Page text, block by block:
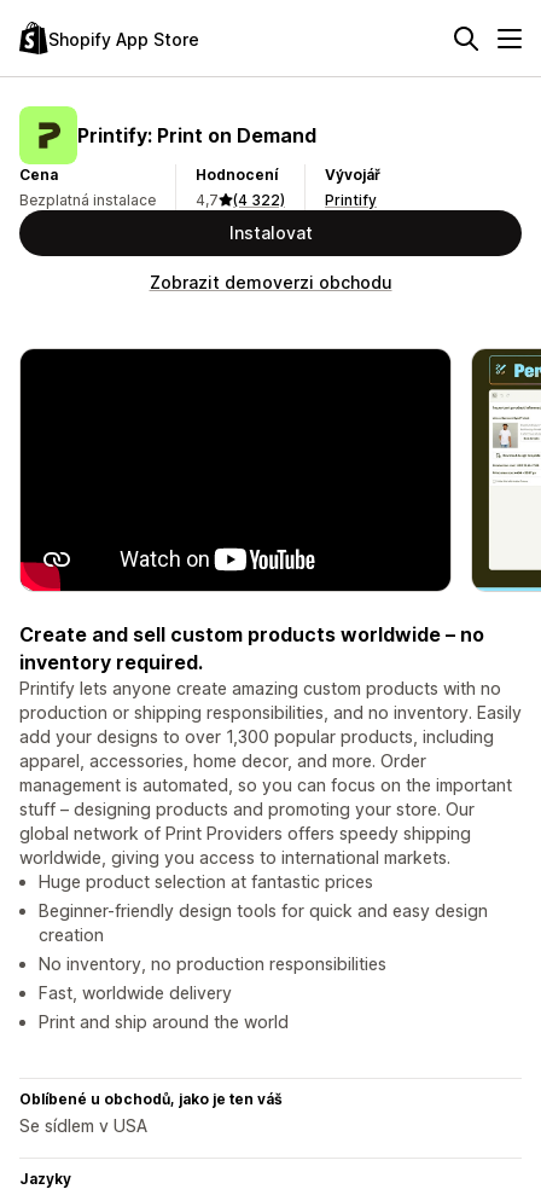
Shopify App Store
Printify: Print on Demand
Cena
Bezplatná instalace
Hodnocení
4,7
(4 322)
Vývojář
Printify
Instalovat
Zobrazit demoverzi obchodu
Create and sell custom products worldwide – no
inventory required.
Printify lets anyone create amazing custom products with no
production or shipping responsibilities, and no inventory. Easily
add your designs to over 1,300 popular products, including
apparel, accessories, home decor, and more. Order
management is automated, so you can focus on the important
stuff – designing products and promoting your store. Our
global network of Print Providers offers speedy shipping
worldwide, giving you access to international markets.
Huge product selection at fantastic prices
Beginner-friendly design tools for quick and easy design
creation
No inventory, no production responsibilities
Fast, worldwide delivery
Print and ship around the world
Oblíbené u obchodů, jako je ten váš
Se sídlem v USA
Jazyky